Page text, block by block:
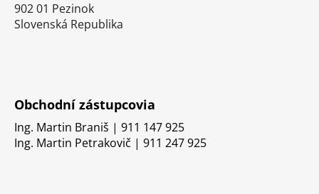
902 01 Pezinok
Slovenská Republika
Obchodní zástupcovia
Ing. Martin Braniš | 911 147 925
Ing. Martin Petrakovič | 911 247 925